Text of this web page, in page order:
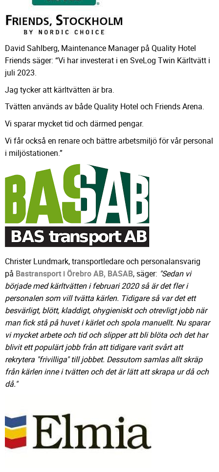
David Sahlberg, Maintenance Manager på Quality Hotel
Friends säger: “Vi har investerat i en SveLog Twin Kärltvätt i
juli 2023.
Jag tycker att kärltvätten är bra.
Tvätten används av både Quality Hotel och Friends Arena.
Vi sparar mycket tid och därmed pengar.
Vi får också en renare och bättre arbetsmiljö för vår personal
i miljöstationen.”
Christer Lundmark, transportledare och personalansvarig
på Bastransport i Örebro AB, BASAB, säger: "Sedan vi
började med kärltvätten i februari 2020 så är det fler i
personalen som vill tvätta kärlen. Tidigare så var det ett
besvärligt, blött, kladdigt, ohygieniskt och otrevligt jobb när
man fick stå på huvet i kärlet och spola manuellt. Nu sparar
vi mycket arbete och tid och slipper att bli blöta och det har
blivit ett populärt jobb från att tidigare varit svårt att
rekrytera "frivilliga" till jobbet. Dessutom samlas allt skräp
från kärlen inne i tvätten och det är lätt att skrapa ur då och
då."